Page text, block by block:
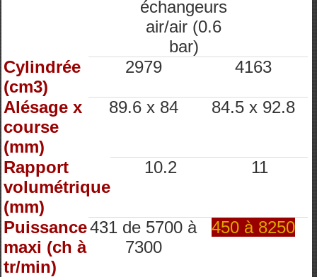
échangeurs
air/air (0.6
bar)
Cylindrée
(cm3)
2979 4163
Alésage x
course
(mm)
89.6 x 84 84.5 x 92.8
Rapport
volumétrique
(mm)
10.2 11
Puissance
maxi (ch à
tr/min)
431 de 5700 à
7300
450 à 8250